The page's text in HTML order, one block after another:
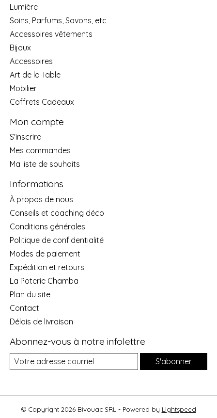
Lumière
Soins, Parfums, Savons, etc
Accessoires vêtements
Bijoux
Accessoires
Art de la Table
Mobilier
Coffrets Cadeaux
Mon compte
S'inscrire
Mes commandes
Ma liste de souhaits
Informations
À propos de nous
Conseils et coaching déco
Conditions générales
Politique de confidentialité
Modes de paiement
Expédition et retours
La Poterie Chamba
Plan du site
Contact
Délais de livraison
Abonnez-vous à notre infolettre
S'abonner
© Copyright 2026 Bivouac SRL - Powered by Lightspeed